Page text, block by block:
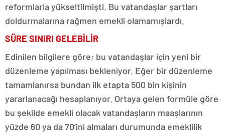
reformlarla yükseltilmişti. Bu vatandaşlar şartları
doldurmalarına rağmen emekli olamamışlardı.
SÜRE SINIRI GELEBİLİR
Edinilen bilgilere göre; bu vatandaşlar için yeni bir
düzenleme yapılması bekleniyor. Eğer bir düzenleme
tamamlanırsa bundan ilk etapta 500 bin kişinin
yararlanacağı hesaplanıyor. Ortaya gelen formüle göre
bu şekilde emekli olacak vatandaşların maaşlarının
yüzde 60 ya da 70’ini almaları durumunda emeklilik